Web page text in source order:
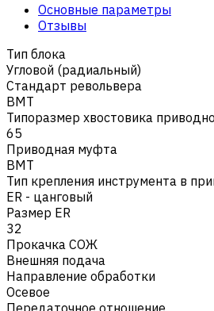
Основные параметры
Отзывы
Тип блока
Угловой (радиальный)
Стандарт револьвера
BMT
Типоразмер хвостовика
65
Приводная муфта
BMT
Тип крепления инструмента в
ER - цанговый
Размер ER
32
Прокачка СОЖ
Внешняя подача
Направление обработки
Осевое
Передаточное отношение